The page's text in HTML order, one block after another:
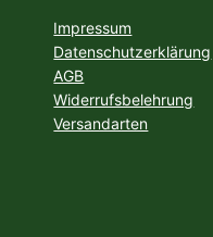
Impressum
Datenschutzerklärung
AGB
Widerrufsbelehrung
Versandarten